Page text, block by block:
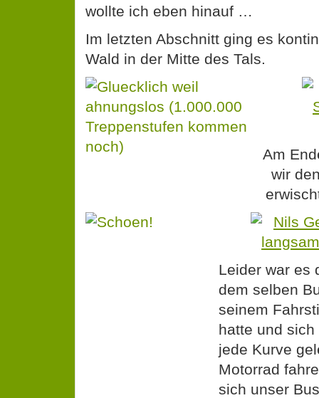
wollte ich eben hinauf …
Im letzten Abschnitt ging es
Wald in der Mitte des Tals.
Am
wir
Leider war es
dem selben
seinem
hatte und
jede Kurve
Motorrad
sich unser